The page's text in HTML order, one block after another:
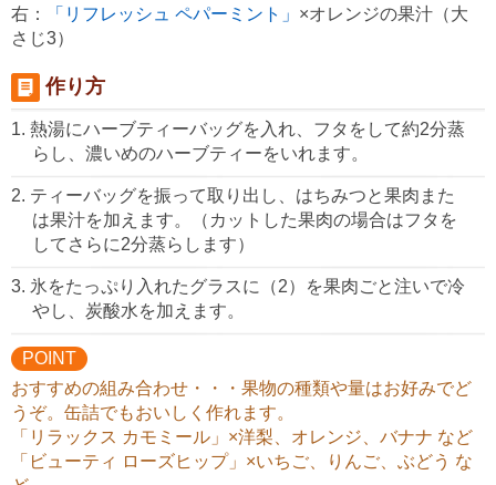
右：
「リフレッシュ ペパーミント」 ×オレンジの果汁（大
さじ3）
作り方
熱湯にハーブティーバッグを入れ、フタをして約2分蒸
らし、濃いめのハーブティーをいれます。
ティーバッグを振って取り出し、はちみつと果肉また
は果汁を加えます。（カットした果肉の場合はフタを
してさらに2分蒸らします）
氷をたっぷり入れたグラスに（2）を果肉ごと注いで冷
やし、炭酸水を加えます。
POINT
おすすめの組み合わせ・・・果物の種類や量はお好みでど
うぞ。缶詰でもおいしく作れます。
「リラックス カモミール」×洋梨、オレンジ、バナナ など
「ビューティ ローズヒップ」×いちご、りんご、ぶどう な